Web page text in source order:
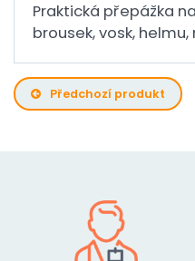
Praktická přepážka
brousek, vosk,
Předchozí produkt